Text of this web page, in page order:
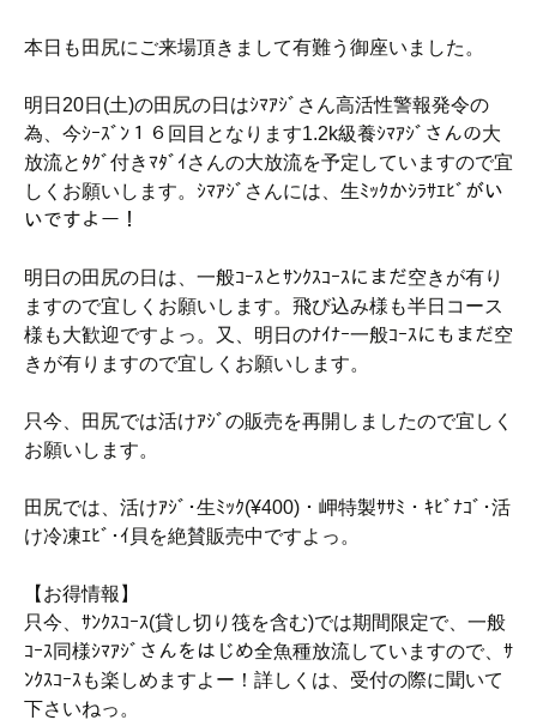
本日も田尻にご来場頂きまして有難う御座いました。
明日20日(土)の田尻の日はｼﾏｱｼﾞさん高活性警報発令の
為、今ｼｰｽﾞﾝ１６回目となります1.2k級養ｼﾏｱｼﾞさんの大
放流とﾀｸﾞ付きﾏﾀﾞｲさんの大放流を予定していますので宜
しくお願いします。ｼﾏｱｼﾞさんには、生ﾐｯｸかｼﾗｻｴﾋﾞがい
いですよー！
明日の田尻の日は、一般ｺｰｽとｻﾝｸｽｺｰｽにまだ空きが有り
ますので宜しくお願いします。飛び込み様も半日コース
様も大歓迎ですよっ。又、明日のﾅｲﾅｰ一般ｺｰｽにもまだ空
きが有りますので宜しくお願いします。
只今、田尻では活けｱｼﾞの販売を再開しましたので宜しく
お願いします。
田尻では、活けｱｼﾞ･生ﾐｯｸ(¥400)・岬特製ｻｻﾐ・ｷﾋﾞﾅｺﾞ･活
け冷凍ｴﾋﾞ･ｲ貝を絶賛販売中ですよっ。
【お得情報】
只今、ｻﾝｸｽｺｰｽ(貸し切り筏を含む)では期間限定で、一般
ｺｰｽ同様ｼﾏｱｼﾞさんをはじめ全魚種放流していますので、ｻ
ﾝｸｽｺｰｽも楽しめますよー！詳しくは、受付の際に聞いて
下さいねっ。